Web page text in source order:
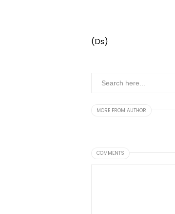
(Ds)
MORE FROM AUTHOR
COMMENTS